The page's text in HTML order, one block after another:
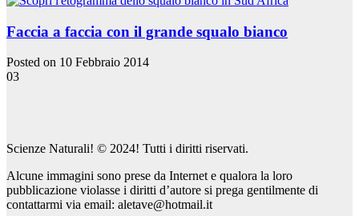
Faccia a faccia con il grande squalo bianco
Posted on 10 Febbraio 2014
03
Scienze Naturali! © 2024! Tutti i diritti riservati.
Alcune immagini sono prese da Internet e qualora la loro
pubblicazione violasse i diritti d’autore si prega gentilmente di
contattarmi via email: aletave@hotmail.it